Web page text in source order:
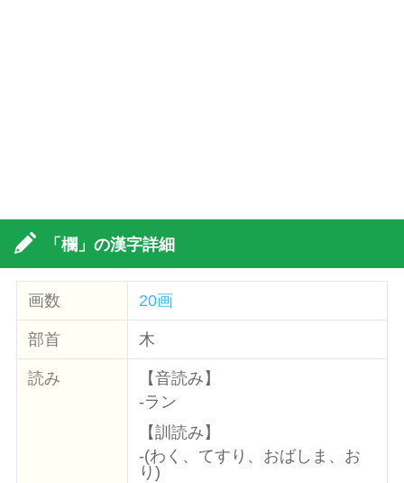
「欄」の漢字詳細
画数 20画
部首 木
読み
【音読み】
-ラン
【訓読み】
-(わく、てすり、おばしま、お
り)